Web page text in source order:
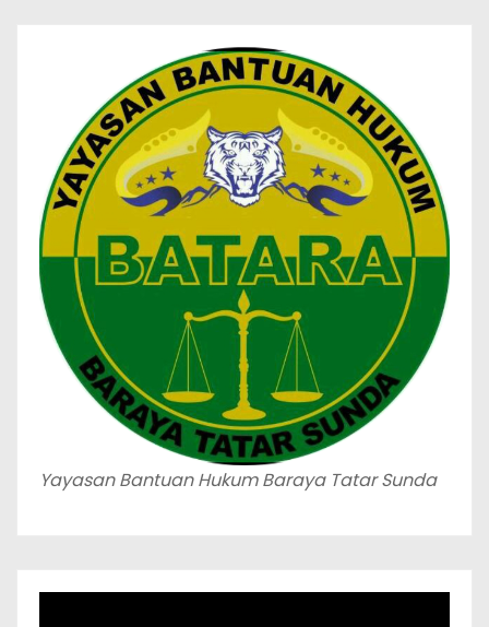
Yayasan Bantuan Hukum Baraya Tatar Sunda